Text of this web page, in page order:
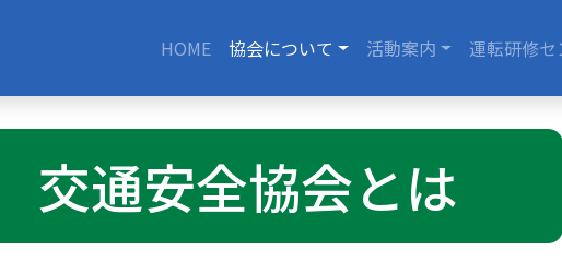
HOME 協会について （現在位置）
活動案内 運転研修セ
交通安全協会とは